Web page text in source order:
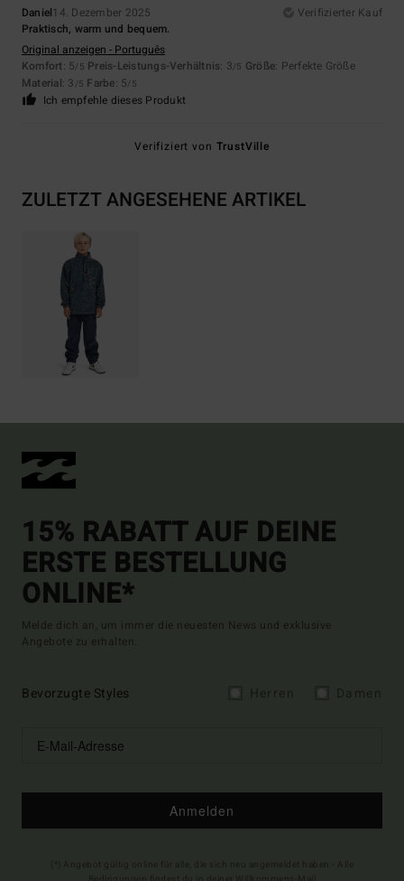
Daniel14. Dezember 2025
Verifizierter Kauf
Praktisch, warm und bequem.
Original anzeigen - Português
Komfort: 5/5 Preis-Leistungs-Verhältnis: 3/5 Größe: Perfekte Größe
Material: 3 /5 Farbe: 5/5
Ich empfehle dieses Produkt
Verifiziert von TrustVille
ZULETZT ANGESEHENE ARTIKEL
15% RABATT AUF DEINE
ERSTE BESTELLUNG
ONLINE*
Melde dich an, um immer die neuesten News und exklusive
Angebote zu erhalten.
Bevorzugte Styles
Anmelden